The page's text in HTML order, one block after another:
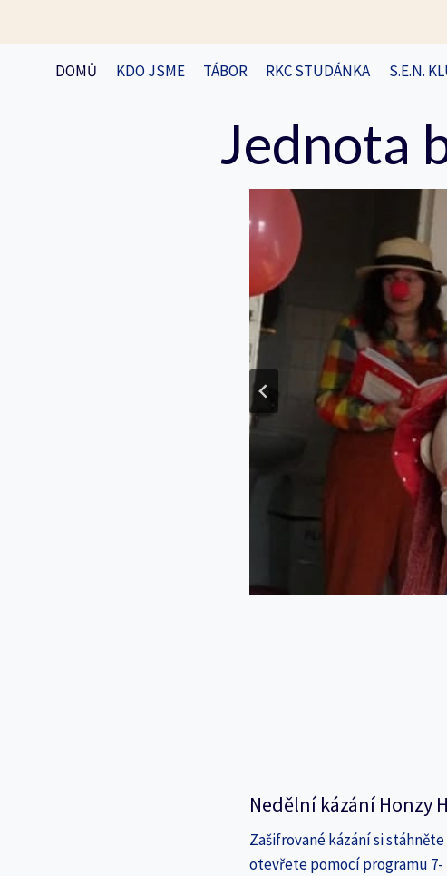
DOMŮ KDO JSME TÁBOR RKC STUDÁNKA S.E.N.
Jednota
Nedělní kázání Honzy
Zašifrované kázání si stáhněte
otevřete pomocí programu 7-